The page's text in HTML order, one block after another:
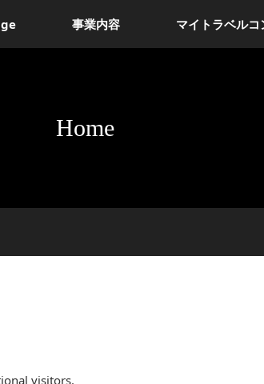
事業内容 マイトラベル
Home
visitors.